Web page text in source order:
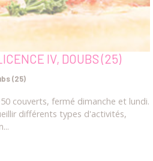
IV, DOUBS (25)
(25)
couverts, fermé dimanche et lundi.
différents types d'activités,